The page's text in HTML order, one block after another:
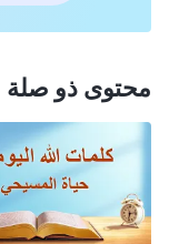
محتوى ذو صلة